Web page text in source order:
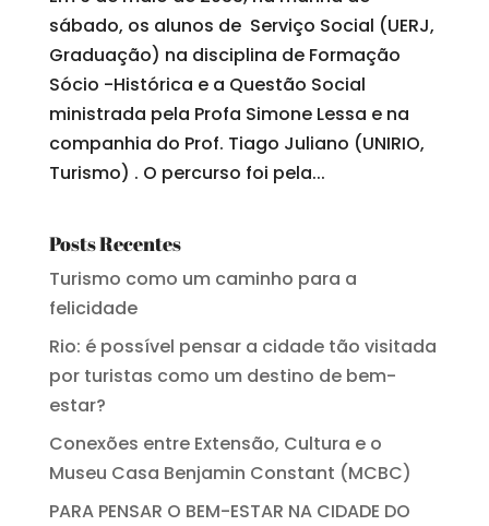
sábado, os alunos de Serviço Social (UERJ,
Graduação) na disciplina de Formação
Sócio -Histórica e a Questão Social
ministrada pela Profa Simone Lessa e na
companhia do Prof. Tiago Juliano (UNIRIO,
Turismo) . O percurso foi pela...
Posts Recentes
Turismo como um caminho para a
felicidade
Rio: é possível pensar a cidade tão visitada
por turistas como um destino de bem-
estar?
Conexões entre Extensão, Cultura e o
Museu Casa Benjamin Constant (MCBC)
PARA PENSAR O BEM-ESTAR NA CIDADE DO